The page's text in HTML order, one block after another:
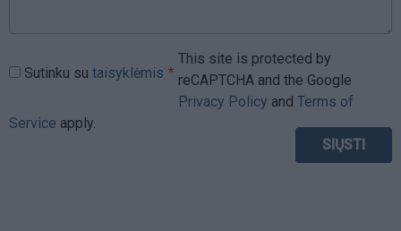
Sutinku su taisyklėmis
This site is protected by
reCAPTCHA and the Google
Privacy Policy and Terms of
Service apply.